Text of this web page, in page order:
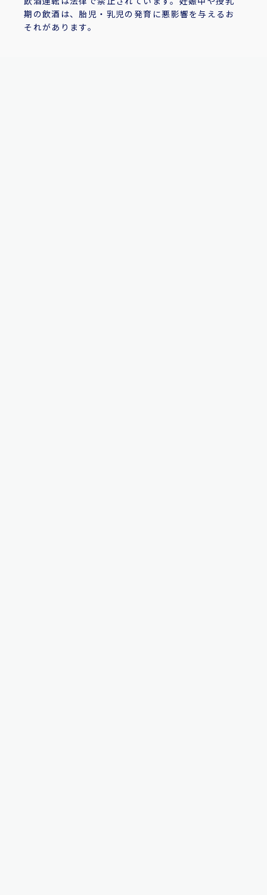
期の飲酒は、胎児・乳児の発育に悪影響を与えるお
それがあります。